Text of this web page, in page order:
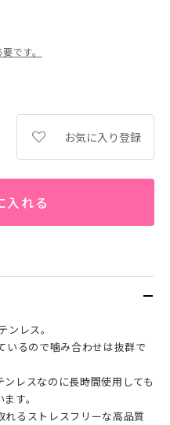
です。
お気に入り登録
入れる
レス。
いるので噛み合わせは抜群で
レスなのに長時間使用しても
す。
るストレスフリーな高品質